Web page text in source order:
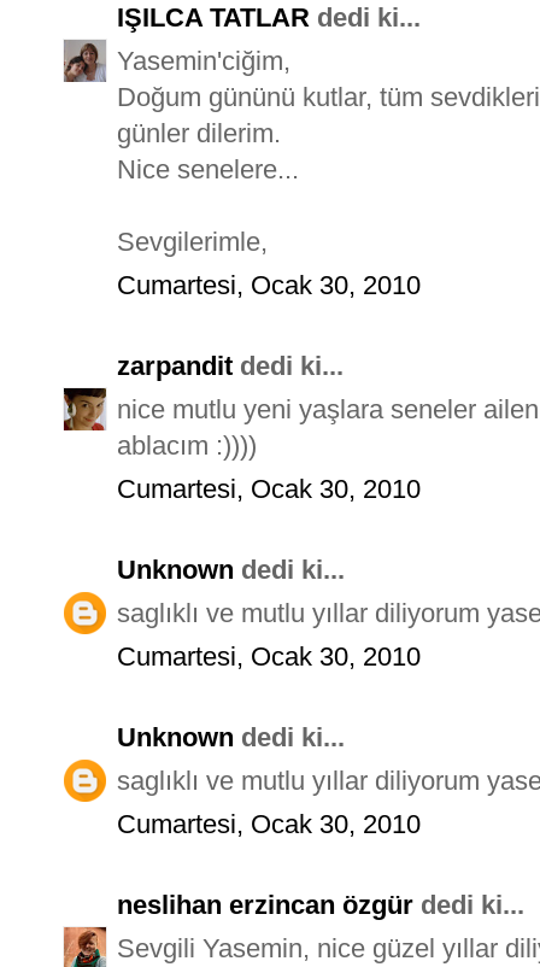
IŞILCA TATLAR dedi ki...
Yasemin'ciğim,
Doğum gününü kutlar, tüm
günler dilerim.
Nice senelere...
Sevgilerimle,
Cumartesi, Ocak 30, 2010
zarpandit dedi ki...
nice mutlu yeni yaşlara seneler
ablacım :))))
Cumartesi, Ocak 30, 2010
Unknown dedi ki...
saglıklı ve mutlu yıllar diliyorum
Cumartesi, Ocak 30, 2010
Unknown dedi ki...
saglıklı ve mutlu yıllar diliyorum
Cumartesi, Ocak 30, 2010
neslihan erzincan özgür dedi ki...
Sevgili Yasemin, nice güzel yıllar